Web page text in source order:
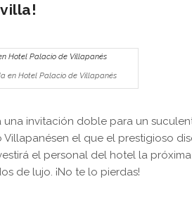
en Hotel Palacio de Villapanés
una invitación doble para un
Villapanésen el que el prestigioso
el personal del hotel la
de lujo. ¡No te lo pierdas!